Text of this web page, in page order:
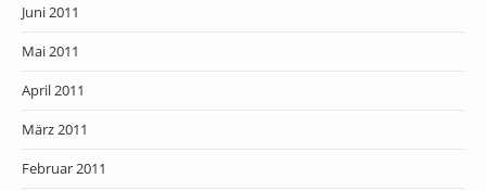
Juni 2011
Mai 2011
April 2011
März 2011
Februar 2011